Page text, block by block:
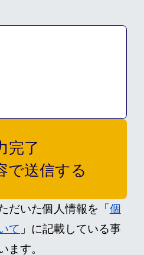
完了
で送信する
だいた個人情報を「個
て 」に記載している事
ます。